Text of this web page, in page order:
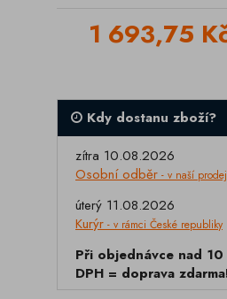
1 693,75
Kdy dostanu zboží?
zítra 10.08.2026
Osobní odběr - v naší
úterý 11.08.2026
Kurýr - v rámci České republiky
Při objednávce nad
DPH = doprava